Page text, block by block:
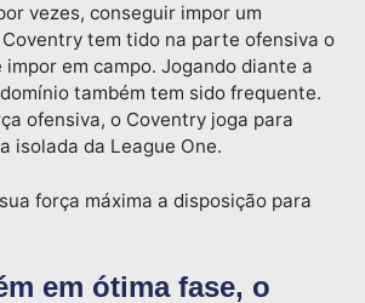
vezes, conseguir impor um
tem tido na parte ofensiva o
em campo. Jogando diante a
também tem sido frequente.
ofensiva, o Coventry joga para
isolada da League One.
força máxima a disposição para
em ótima fase, o